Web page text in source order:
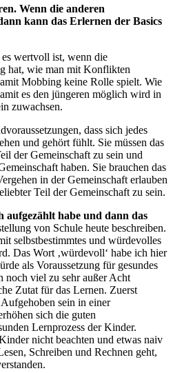
Wenn die anderen
kann das Erlernen der Basics
es wertvoll ist, wenn die
hat, wie man mit Konflikten
Mobbing keine Rolle spielt. Wie
es den jüngeren möglich wird in
zuwachsen.
dass sich jedes
und gehört fühlt. Sie müssen das
der Gemeinschaft zu sein und
haben. Sie brauchen das
in der Gemeinschaft erlauben
Teil der Gemeinschaft zu sein.
aufgezählt habe und dann das
von Schule heute beschreiben.
selbstbestimmtes und würdevolles
Das Wort ‚würdevoll‘ habe ich hier
als Voraussetzung für gesundes
viel zu sehr außer Acht
Zutat für das Lernen. Zuerst
sein in einer
sich die guten
Lernprozess der Kinder.
nicht beachten und etwas naiv
Schreiben und Rechnen geht,